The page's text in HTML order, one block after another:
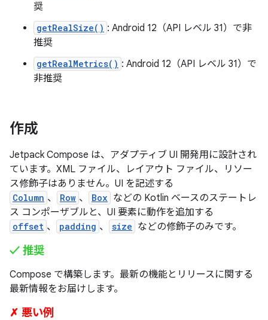
奨
getRealSize() : Android 12（API レベル 31）で非
推奨
getRealMetrics() : Android 12（API レベル 31）で
非推奨
作成
Jetpack Compose は、アダプティブ UI 開発用に設計され
ています。XML ファイル、レイアウト ファイル、リソー
ス修飾子はありません。UI を記述する
Column 、 Row 、 Box などの Kotlin ベースのステートレ
ス コンポーザブルと、UI 要素に動作を追加する
offset 、 padding 、 size などの修飾子のみです。
✓ 推奨
Compose で構築します。最新の機能とリリースに関する
最新情報をお届けします。
✗ 悪い例